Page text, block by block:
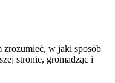
zrozumieć, w jaki sposób
stronie, gromadząc i